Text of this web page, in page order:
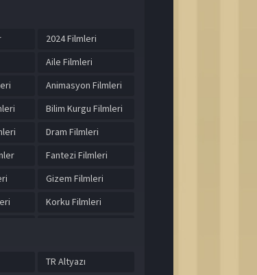
2024 Filmleri
Aile Filmleri
Animasyon Filmleri
Bilim Kurgu Filmleri
Dram Filmleri
Fantezi Filmleri
Gizem Filmleri
Korku Filmleri
TR Altyazı